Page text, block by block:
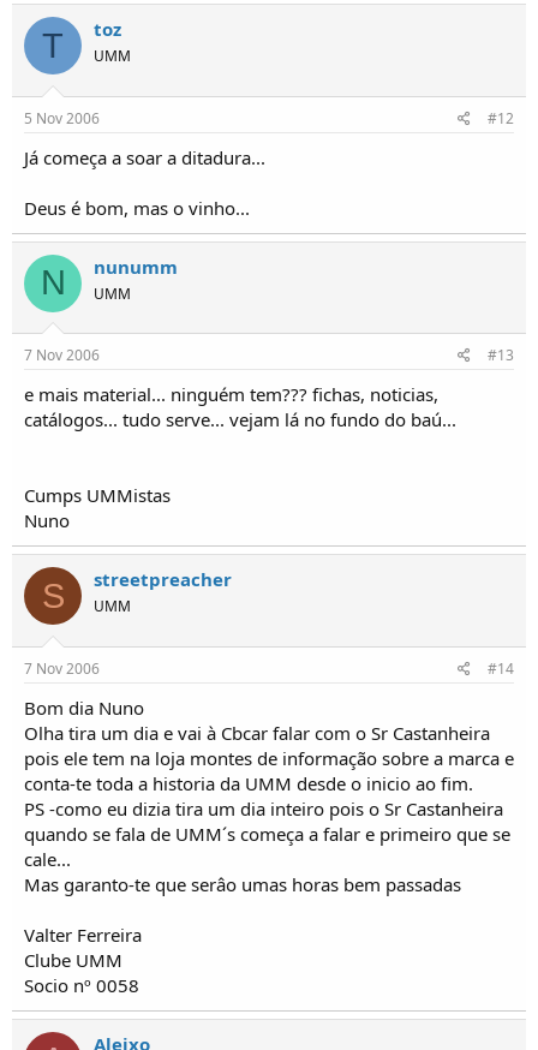
T toz
UMM
5 Nov 2006 #12
Já começa a soar a ditadura...
Deus é bom, mas o vinho...
N nunumm
UMM
7 Nov 2006 #13
e mais material... ninguém tem??? fichas, noticias,
catálogos... tudo serve... vejam lá no fundo do baú...
Cumps UMMistas
Nuno
S streetpreacher
UMM
7 Nov 2006 #14
Bom dia Nuno
Olha tira um dia e vai à Cbcar falar com o Sr Castanheira
pois ele tem na loja montes de informação sobre a marca e
conta-te toda a historia da UMM desde o inicio ao fim.
PS -como eu dizia tira um dia inteiro pois o Sr Castanheira
quando se fala de UMM´s começa a falar e primeiro que se
cale...
Mas garanto-te que serâo umas horas bem passadas
Valter Ferreira
Clube UMM
Socio nº 0058
Aleixo